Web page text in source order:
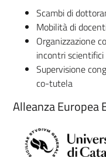
Scambi di
Mobilità di
Organizzazione
incontri scientifici
Supervisione
co-tutela
Alleanza Europea